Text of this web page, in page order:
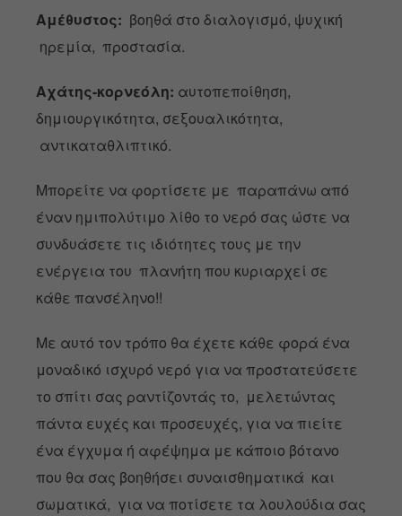
Αμέθυστος: βοηθά στο διαλογισμό, ψυχική
ηρεμία, προστασία.
Αχάτης-κορνεόλη: αυτοπεποίθηση,
δημιουργικότητα, σεξουαλικότητα,
αντικαταθλιπτικό.
Μπορείτε να φορτίσετε με παραπάνω από
έναν ημιπολύτιμο λίθο το νερό σας ώστε να
συνδυάσετε τις ιδιότητες τους με την
ενέργεια του πλανήτη που κυριαρχεί σε
κάθε πανσέληνο!!
Με αυτό τον τρόπο θα έχετε κάθε φορά ένα
μοναδικό ισχυρό νερό για να προστατεύσετε
το σπίτι σας ραντίζοντάς το, μελετώντας
πάντα ευχές και προσευχές, για να πιείτε
ένα έγχυμα ή αφέψημα με κάποιο βότανο
που θα σας βοηθήσει συναισθηματικά και
σωματικά, για να ποτίσετε τα λουλούδια σας